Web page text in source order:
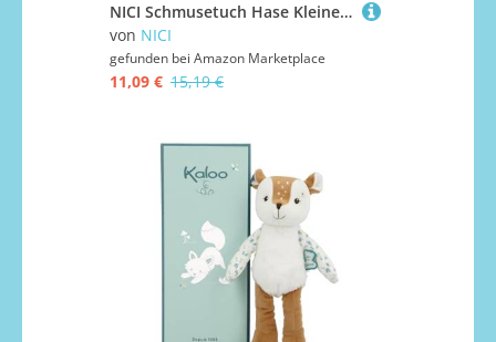
NICI Schmusetuch Hase Kleines Wunder 25x25 cm – Schnuffeltuch ab 0+ Monaten – Kuscheltuch für Babys & Kleinkinder – Baby Kuscheltier/Schnuffeltuch – Schmusetuch für Mädchen & Jungen
von NICI
gefunden bei Amazon Marketplace
11,09 € 15,19 €